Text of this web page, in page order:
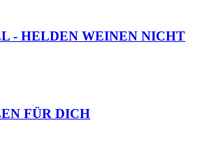
- HELDEN WEINEN NICHT
FÜR DICH